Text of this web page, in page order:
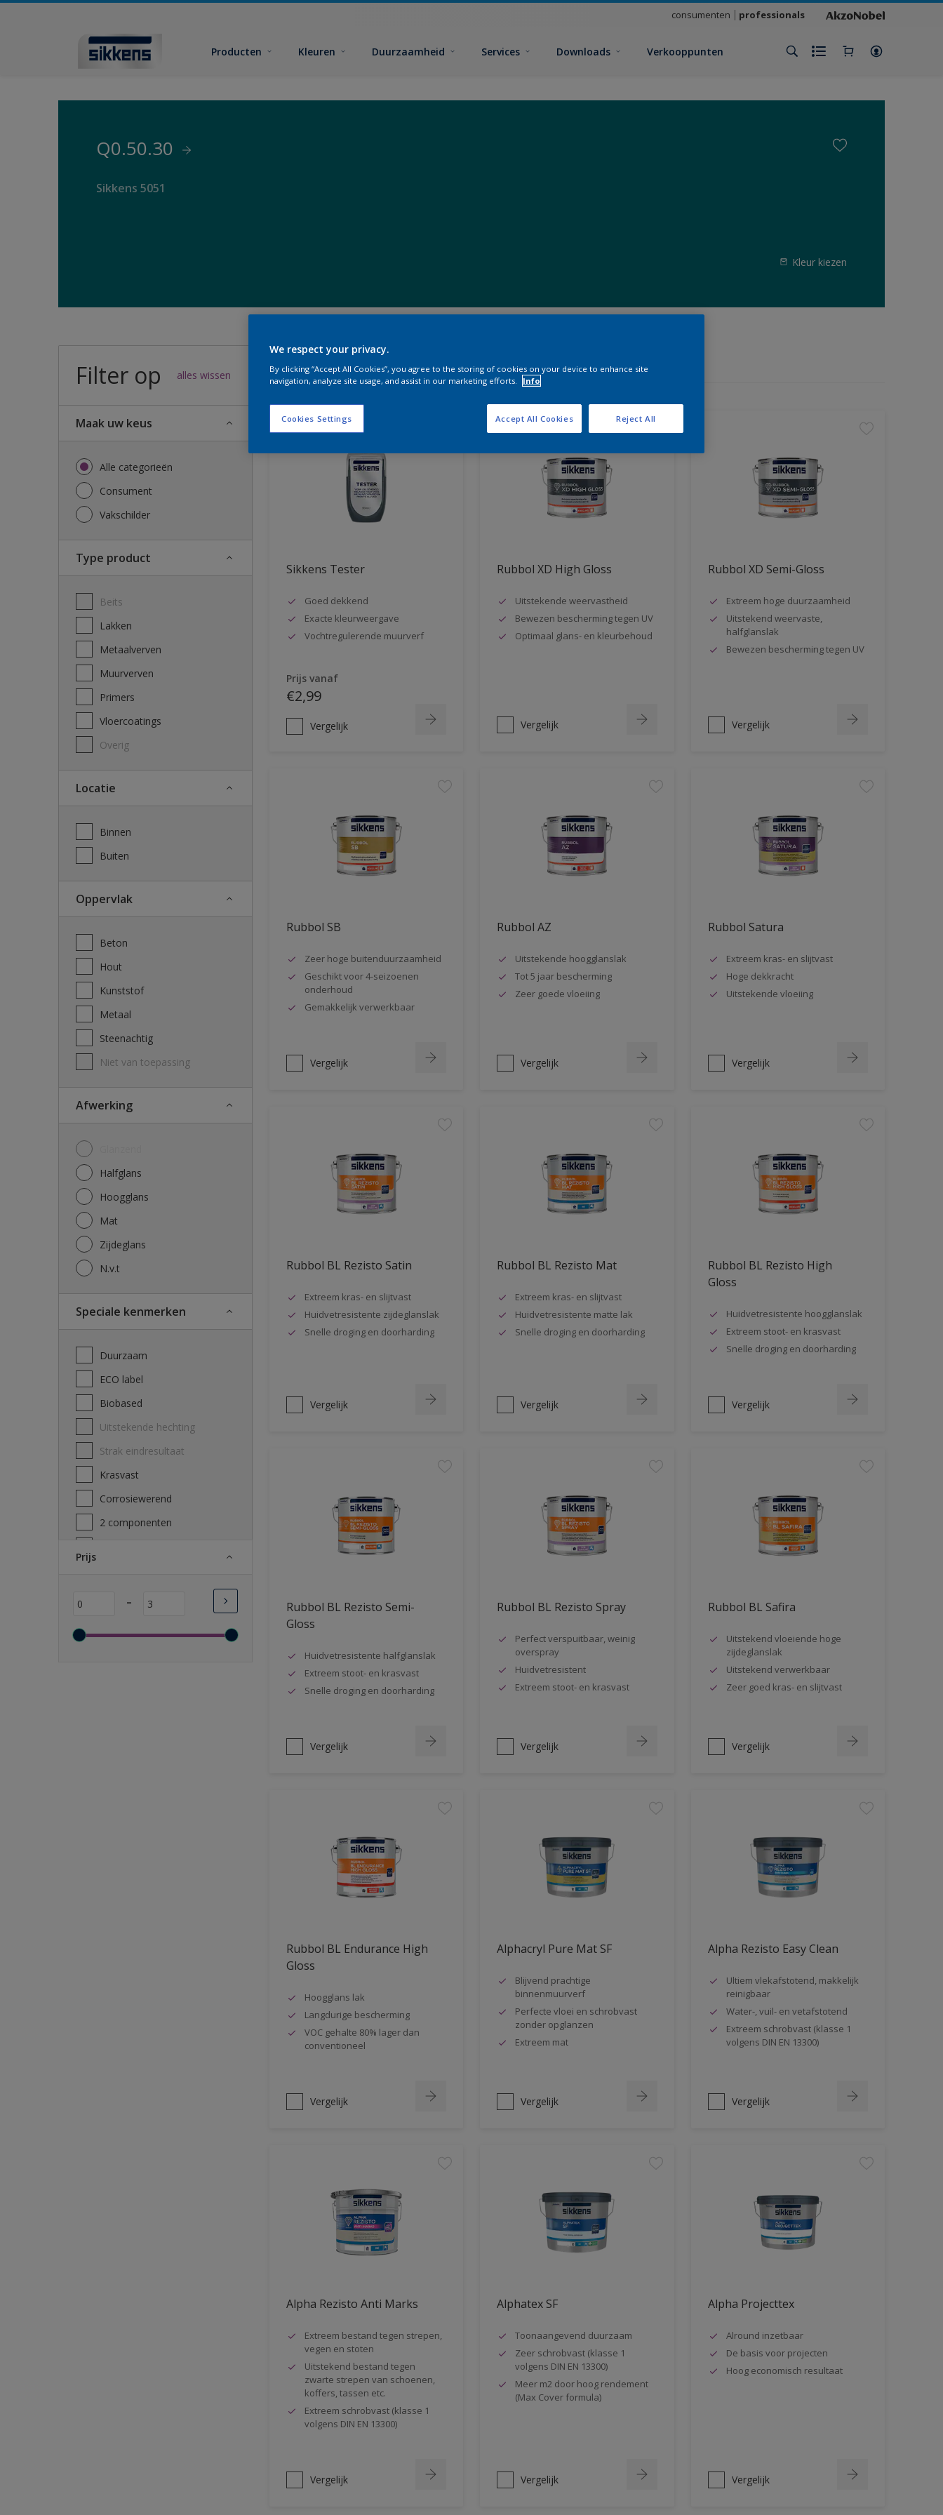
consumenten professionals
Producten Kleuren Duurzaamheid Services Downloads Verkooppunten
Q0.50.30
Sikkens 5051
Kleur kiezen
Filter op alles wissen
Maak uw keus
Alle categorieën
Consument
Vakschilder
Type product
Beits
Lakken
Metaalverven
Muurverven
Primers
Vloercoatings
Overig
Locatie
Binnen
Buiten
Oppervlak
Beton
Hout
Kunststof
Metaal
Steenachtig
Niet van toepassing
Afwerking
Halfglans
Hoogglans
Mat
Zijdeglans
N.v.t
Speciale kenmerken
Duurzaam
ECO label
Biobased
Uitstekende hechting
Strak eindresultaat
Krasvast
Corrosiewerend
2 componenten
Wasbaar
Sneldrogend
Prijs
-
46resultaten voor jou
Sikkens Tester
Goed dekkend
Exacte kleurweergave
Vochtregulerende muurverf
Prijs vanaf
€2,99
Vergelijk
Rubbol XD High Gloss
Uitstekende weervastheid
Bewezen bescherming tegen UV
Optimaal glans- en kleurbehoud
Vergelijk
Rubbol XD Semi-Gloss
Extreem hoge duurzaamheid
Uitstekend weervaste,
halfglanslak
Bewezen bescherming tegen UV
Vergelijk
Rubbol SB
Zeer hoge buitenduurzaamheid
Geschikt voor 4-seizoenen
onderhoud
Gemakkelijk verwerkbaar
Vergelijk
Rubbol AZ
Uitstekende hoogglanslak
Tot 5 jaar bescherming
Zeer goede vloeiing
Vergelijk
Rubbol Satura
Extreem kras- en slijtvast
Hoge dekkracht
Uitstekende vloeiing
Vergelijk
Rubbol BL Rezisto Satin
Extreem kras- en slijtvast
Huidvetresistente zijdeglanslak
Snelle droging en doorharding
Vergelijk
Rubbol BL Rezisto Mat
Extreem kras- en slijtvast
Huidvetresistente matte lak
Snelle droging en doorharding
Vergelijk
Rubbol BL Rezisto High
Gloss
Huidvetresistente hoogglanslak
Extreem stoot- en krasvast
Snelle droging en doorharding
Vergelijk
Rubbol BL Rezisto Semi-
Gloss
Huidvetresistente halfglanslak
Extreem stoot- en krasvast
Snelle droging en doorharding
Vergelijk
Rubbol BL Rezisto Spray
Perfect verspuitbaar, weinig
overspray
Huidvetresistent
Extreem stoot- en krasvast
Vergelijk
Rubbol BL Safira
Uitstekend vloeiende hoge
zijdeglanslak
Uitstekend verwerkbaar
Zeer goed kras- en slijtvast
Vergelijk
Rubbol BL Endurance High
Gloss
Hoogglans lak
Langdurige bescherming
VOC gehalte 80% lager dan
conventioneel
Vergelijk
Alphacryl Pure Mat SF
Blijvend prachtige
binnenmuurverf
Perfecte vloei en schrobvast
zonder opglanzen
Extreem mat
Vergelijk
Alpha Rezisto Easy Clean
Ultiem vlekafstotend, makkelijk
reinigbaar
Water-, vuil- en vetafstotend
Extreem schrobvast (klasse 1
volgens DIN EN 13300)
Vergelijk
Alpha Rezisto Anti Marks
Extreem bestand tegen strepen,
vegen en stoten
Uitstekend bestand tegen
zwarte strepen van schoenen,
koffers, tassen etc.
Extreem schrobvast (klasse 1
volgens DIN EN 13300)
Vergelijk
Alphatex SF
Toonaangevend duurzaam
Zeer schrobvast (klasse 1
volgens DIN EN 13300)
Meer m2 door hoog rendement
(Max Cover formula)
Vergelijk
Alpha Projecttex
Alround inzetbaar
De basis voor projecten
Hoog economisch resultaat
Vergelijk
We respect your privacy.
By clicking “Accept All Cookies”, you agree to the storing of cookies on your device to enhance site
navigation, analyze site usage, and assist in our marketing efforts.
Info
Cookies Settings Reject All
Accept All Cookies